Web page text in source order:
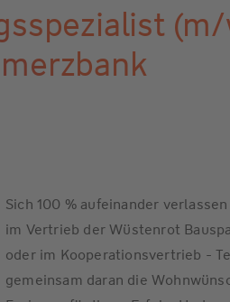
Sich 100 % aufeinander
im Vertrieb der Wüstenrot
oder im Kooperationsvertrieb -
gemeinsam daran die